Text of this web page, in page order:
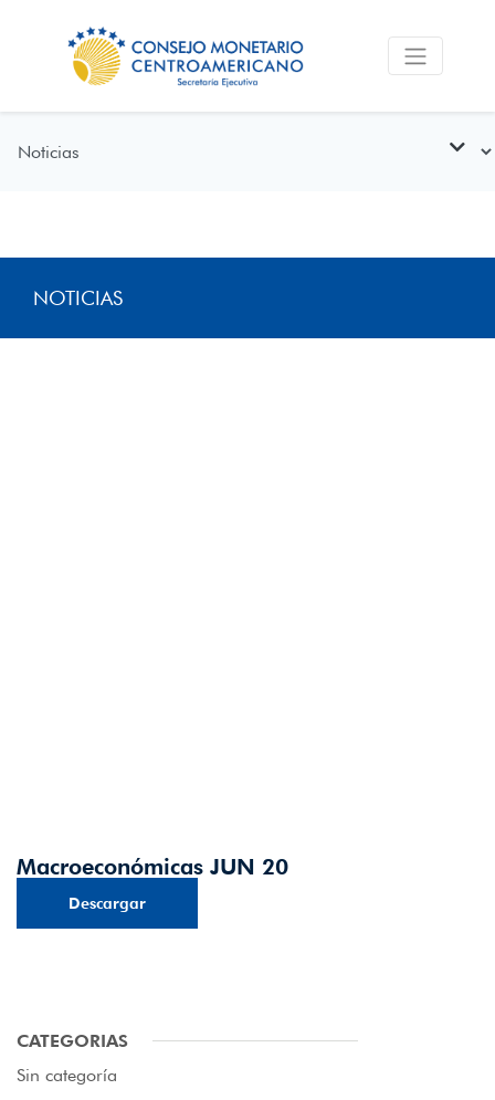
NOTICIAS
Macroeconómicas JUN 20
Descargar
CATEGORIAS
Sin categoría